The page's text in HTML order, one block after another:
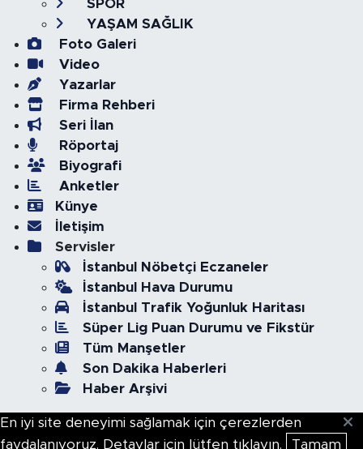
SPOR
YAŞAM SAĞLIK
Foto Galeri
Video
Yazarlar
Firma Rehberi
Seri İlan
Röportaj
Biyografi
Anketler
Künye
İletişim
Servisler
İstanbul Nöbetçi Eczaneler
İstanbul Hava Durumu
İstanbul Trafik Yoğunluk Haritası
Süper Lig Puan Durumu ve Fikstür
Tüm Manşetler
Son Dakika Haberleri
Haber Arşivi
En iyi site deneyimi sağlamak için çerezlerden
faydalanıyoruz. Detaylar için lütfen tıklayın.
Tamam